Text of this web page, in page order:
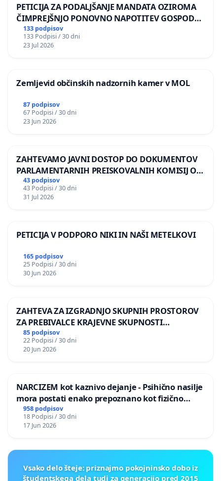
PETICIJA ZA PODALJŠANJE MANDATA OZIROMA
ČIMPREJŠNJO PONOVNO NAPOTITEV GOSPODA
BERNARDA ŠRAJNERJA NA VELEPOSLANIŠTVO
REPUBLIKE SLOVENIJE V MOSKVI
133 podpisov
133 Podpisi / 30 dni
23 Jul 2026
Zemljevid občinskih nadzornih kamer v MOL
87 podpisov
67 Podpisi / 30 dni
23 Jun 2026
ZAHTEVAMO JAVNI DOSTOP DO DOKUMENTOV
PARLAMENTARNIH PREISKOVALNIH KOMISIJ O
ILEGALNI TRGOVINI Z OROŽJEM
43 podpisov
43 Podpisi / 30 dni
31 Jul 2026
PETICIJA V PODPORO NIKI IN NAŠI METELKOVI
165 podpisov
25 Podpisi / 30 dni
30 Jun 2026
ZAHTEVA ZA IZGRADNJO SKUPNIH PROSTOROV
ZA PREBIVALCE KRAJEVNE SKUPNOSTI
PRESTRANEK
85 podpisov
22 Podpisi / 30 dni
20 Jun 2026
NARCIZEM kot kaznivo dejanje - Psihično nasilje
mora postati enako prepoznano kot fizično
nasilje
958 podpisov
18 Podpisi / 30 dni
17 Jun 2026
Vsako delo šteje: priznajmo pokojninsko dobo iz
študentskega dela tudi za generacijo pred 2015